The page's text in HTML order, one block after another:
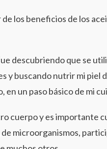
los beneficios de los
descubriendo que se
y buscando nutrir mi piel
un paso básico de mi
cuerpo y es importante
microorganismos,